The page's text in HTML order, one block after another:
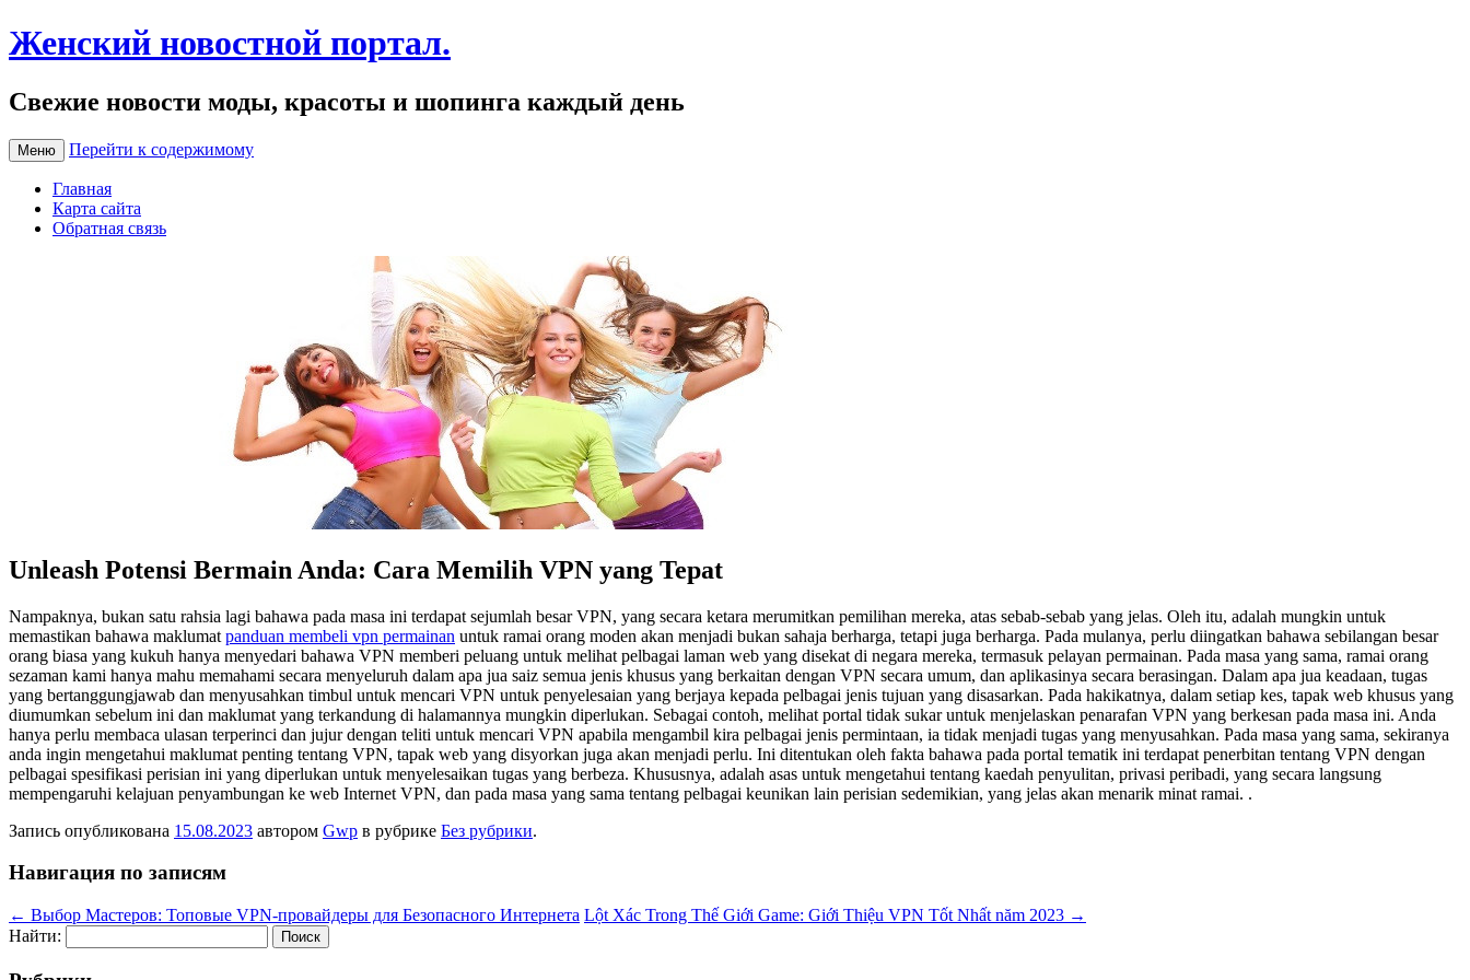
Женский новостной портал.
Свежие новости моды, красоты и шопинга каждый день
Меню Перейти к содержимому
Главная
Карта сайта
Обратная связь
Unleash Potensi Bermain Anda: Cara Memilih VPN yang Tepat
Nampaknya, bukan satu rahsia lagi bahawa pada masa ini terdapat sejumlah besar VPN, yang secara ketara merumitkan pemilihan mereka, atas sebab-sebab yang jelas. Oleh itu, adalah mungkin untuk
memastikan bahawa maklumat panduan membeli vpn permainan untuk ramai orang moden akan menjadi bukan sahaja berharga, tetapi juga berharga. Pada mulanya, perlu diingatkan bahawa sebilangan besar
orang biasa yang kukuh hanya menyedari bahawa VPN memberi peluang untuk melihat pelbagai laman web yang disekat di negara mereka, termasuk pelayan permainan. Pada masa yang sama, ramai orang
sezaman kami hanya mahu memahami secara menyeluruh dalam apa jua saiz semua jenis khusus yang berkaitan dengan VPN secara umum, dan aplikasinya secara berasingan. Dalam apa jua keadaan, tugas
yang bertanggungjawab dan menyusahkan timbul untuk mencari VPN untuk penyelesaian yang berjaya kepada pelbagai jenis tujuan yang disasarkan. Pada hakikatnya, dalam setiap kes, tapak web khusus yang
diumumkan sebelum ini dan maklumat yang terkandung di halamannya mungkin diperlukan. Sebagai contoh, melihat portal tidak sukar untuk menjelaskan penarafan VPN yang berkesan pada masa ini. Anda
hanya perlu membaca ulasan terperinci dan jujur dengan teliti untuk mencari VPN apabila mengambil kira pelbagai jenis permintaan, ia tidak menjadi tugas yang menyusahkan. Pada masa yang sama, sekiranya
anda ingin mengetahui maklumat penting tentang VPN, tapak web yang disyorkan juga akan menjadi perlu. Ini ditentukan oleh fakta bahawa pada portal tematik ini terdapat penerbitan tentang VPN dengan
pelbagai spesifikasi perisian ini yang diperlukan untuk menyelesaikan tugas yang berbeza. Khususnya, adalah asas untuk mengetahui tentang kaedah penyulitan, privasi peribadi, yang secara langsung
mempengaruhi kelajuan penyambungan ke web Internet VPN, dan pada masa yang sama tentang pelbagai keunikan lain perisian sedemikian, yang jelas akan menarik minat ramai. .
Запись опубликована 15.08.2023 автором Gwp в рубрике Без рубрики.
Навигация по записям
← Выбор Мастеров: Топовые VPN-провайдеры для Безопасного Интернета Lột Xác Trong Thế Giới Game: Giới Thiệu VPN Tốt Nhất năm 2023 →
Найти: